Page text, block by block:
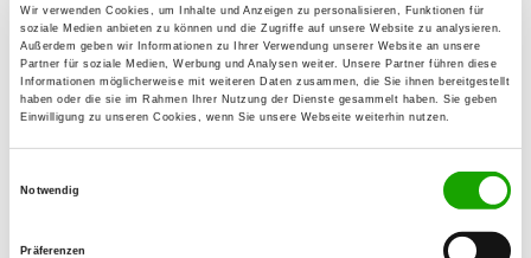
Wir verwenden Cookies, um Inhalte und Anzeigen zu personalisieren, Funktionen für
soziale Medien anbieten zu können und die Zugriffe auf unsere Website zu analysieren.
Außerdem geben wir Informationen zu Ihrer Verwendung unserer Website an unsere
Partner für soziale Medien, Werbung und Analysen weiter. Unsere Partner führen diese
Informationen möglicherweise mit weiteren Daten zusammen, die Sie ihnen bereitgestellt
haben oder die sie im Rahmen Ihrer Nutzung der Dienste gesammelt haben. Sie geben
Einwilligung zu unseren Cookies, wenn Sie unsere Webseite weiterhin nutzen.
Notwendig
Präferenzen
Theo Kaiser
Am Ehrenmal 5
54492 Erden
Training ground:
Altricher Weg